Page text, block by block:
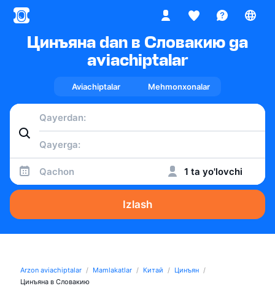
Цинъяна dan в Словакию ga
aviachiptalar
Aviachiptalar Mehmonxonalar
Qachon 1 ta yo'lovchi
Izlash
Arzon aviachiptalar Mamlakatlar Китай
Цинъян
Цинъяна в Словакию